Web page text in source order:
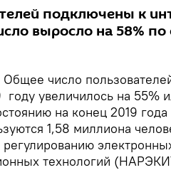
подключены к
выросло на 58%
Общее число
году увеличилось на 55%
на конец 2019
1,58 миллиона
технологий